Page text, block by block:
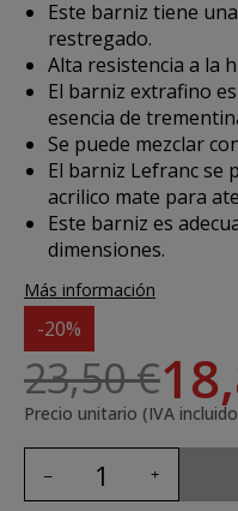
Este barniz tiene
restregado.
Alta resistencia a la
El barniz extrafino
esencia de
Se puede mezclar
El barniz Lefranc se
acrilico mate para
Este barniz es
dimensiones.
Más información
-20%
23,50 €
Precio unitario (IVA